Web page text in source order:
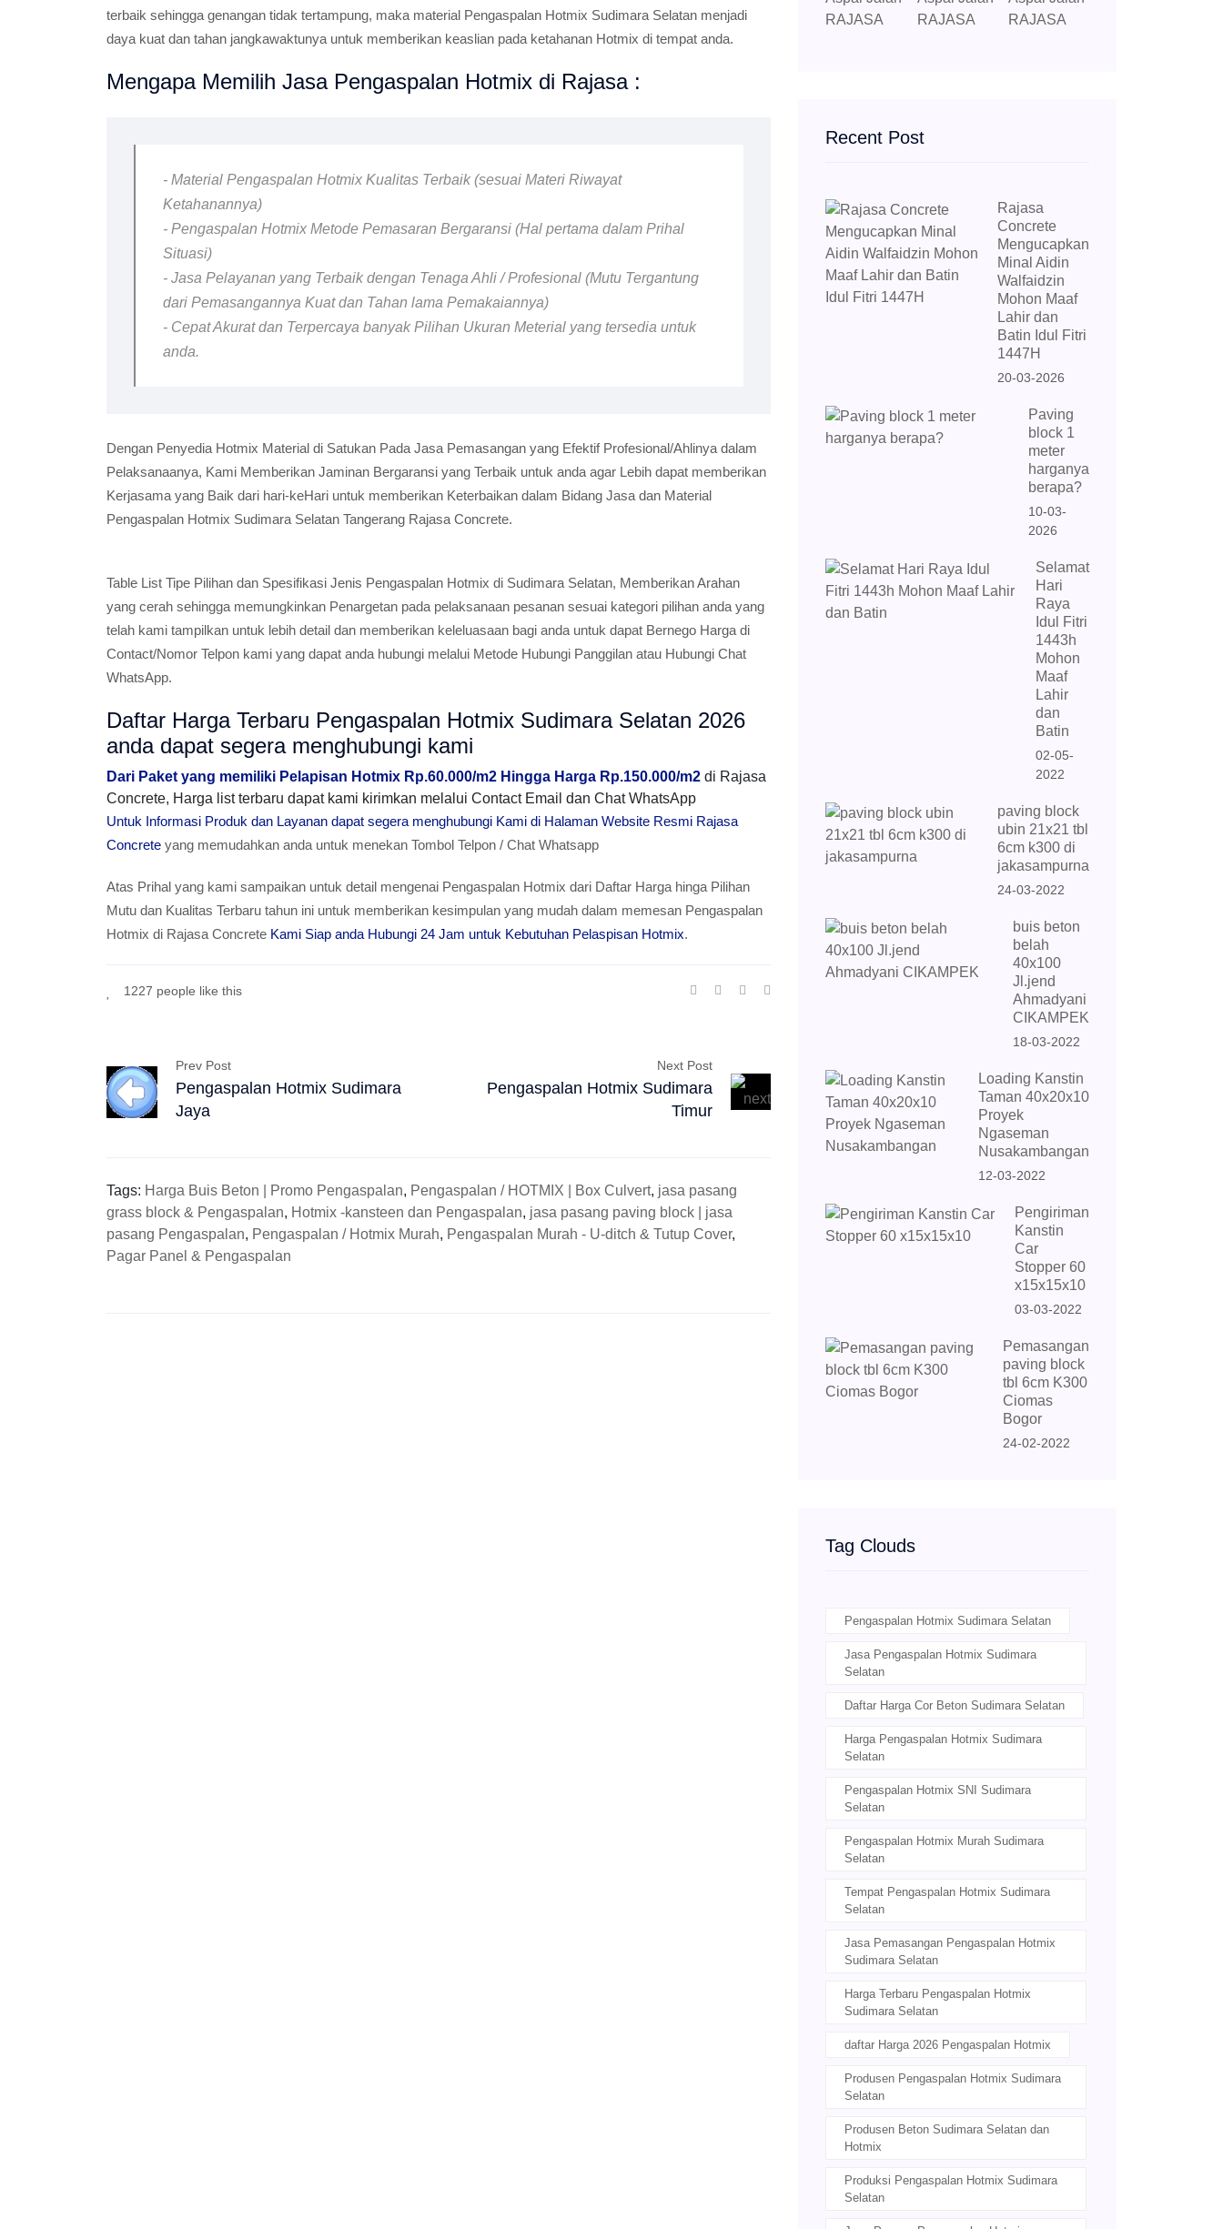
terbaik sehingga genangan tidak tertampung, maka material Pengaspalan Hotmix Sudimara Selatan menjadi
daya kuat dan tahan jangkawaktunya untuk memberikan keaslian pada ketahanan Hotmix di tempat anda.
Mengapa Memilih Jasa Pengaspalan Hotmix di Rajasa :
- Material Pengaspalan Hotmix Kualitas Terbaik (sesuai Materi Riwayat
Ketahanannya)
- Pengaspalan Hotmix Metode Pemasaran Bergaransi (Hal pertama dalam Prihal
Situasi)
- Jasa Pelayanan yang Terbaik dengan Tenaga Ahli / Profesional (Mutu Tergantung
dari Pemasangannya Kuat dan Tahan lama Pemakaiannya)
- Cepat Akurat dan Terpercaya banyak Pilihan Ukuran Meterial yang tersedia untuk
anda.
Dengan Penyedia Hotmix Material di Satukan Pada Jasa Pemasangan yang Efektif Profesional/Ahlinya dalam
Pelaksanaanya, Kami Memberikan Jaminan Bergaransi yang Terbaik untuk anda agar Lebih dapat memberikan
Kerjasama yang Baik dari hari-keHari untuk memberikan Keterbaikan dalam Bidang Jasa dan Material
Pengaspalan Hotmix Sudimara Selatan Tangerang Rajasa Concrete.
Table List Tipe Pilihan dan Spesifikasi Jenis Pengaspalan Hotmix di Sudimara Selatan, Memberikan Arahan
yang cerah sehingga memungkinkan Penargetan pada pelaksanaan pesanan sesuai kategori pilihan anda yang
telah kami tampilkan untuk lebih detail dan memberikan keleluasaan bagi anda untuk dapat Bernego Harga di
Contact/Nomor Telpon kami yang dapat anda hubungi melalui Metode Hubungi Panggilan atau Hubungi Chat
WhatsApp.
Daftar Harga Terbaru Pengaspalan Hotmix Sudimara Selatan 2026
anda dapat segera menghubungi kami
Dari Paket yang memiliki Pelapisan Hotmix Rp.60.000/m2 Hingga Harga Rp.150.000/m2 di Rajasa
Concrete, Harga list terbaru dapat kami kirimkan melalui Contact Email dan Chat WhatsApp
Untuk Informasi Produk dan Layanan dapat segera menghubungi Kami di Halaman Website Resmi Rajasa
Concrete yang memudahkan anda untuk menekan Tombol Telpon / Chat Whatsapp
Atas Prihal yang kami sampaikan untuk detail mengenai Pengaspalan Hotmix dari Daftar Harga hinga Pilihan
Mutu dan Kualitas Terbaru tahun ini untuk memberikan kesimpulan yang mudah dalam memesan Pengaspalan
Hotmix di Rajasa Concrete Kami Siap anda Hubungi 24 Jam untuk Kebutuhan Pelaspisan Hotmix.
1227 people like this
Prev Post
Pengaspalan Hotmix Sudimara
Jaya
Next Post
Pengaspalan Hotmix Sudimara
Timur
Tags: Harga Buis Beton | Promo Pengaspalan, Pengaspalan / HOTMIX | Box Culvert, jasa pasang
grass block & Pengaspalan, Hotmix -kansteen dan Pengaspalan, jasa pasang paving block | jasa
pasang Pengaspalan, Pengaspalan / Hotmix Murah, Pengaspalan Murah - U-ditch & Tutup Cover,
Pagar Panel & Pengaspalan
Recent Post
Rajasa
Concrete
Mengucapkan
Minal Aidin
Walfaidzin
Mohon Maaf
Lahir dan
Batin Idul Fitri
1447H
20-03-2026
Paving
block 1
meter
harganya
berapa?
10-03-
2026
Selamat
Hari
Raya
Idul Fitri
1443h
Mohon
Maaf
Lahir
dan
Batin
02-05-
2022
paving block
ubin 21x21 tbl
6cm k300 di
jakasampurna
24-03-2022
buis beton
belah
40x100
Jl.jend
Ahmadyani
CIKAMPEK
18-03-2022
Loading Kanstin
Taman 40x20x10
Proyek
Ngaseman
Nusakambangan
12-03-2022
Pengiriman
Kanstin
Car
Stopper 60
x15x15x10
03-03-2022
Pemasangan
paving block
tbl 6cm K300
Ciomas
Bogor
24-02-2022
Tag Clouds
Pengaspalan Hotmix Sudimara Selatan
Jasa Pengaspalan Hotmix Sudimara
Selatan
Daftar Harga Cor Beton Sudimara Selatan
Harga Pengaspalan Hotmix Sudimara
Selatan
Pengaspalan Hotmix SNI Sudimara
Selatan
Pengaspalan Hotmix Murah Sudimara
Selatan
Tempat Pengaspalan Hotmix Sudimara
Selatan
Jasa Pemasangan Pengaspalan Hotmix
Sudimara Selatan
Harga Terbaru Pengaspalan Hotmix
Sudimara Selatan
daftar Harga 2026 Pengaspalan Hotmix
Produsen Pengaspalan Hotmix Sudimara
Selatan
Produsen Beton Sudimara Selatan dan
Hotmix
Produksi Pengaspalan Hotmix Sudimara
Selatan